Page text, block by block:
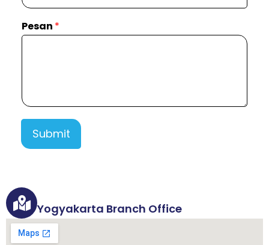
Pesan *
Submit
Yogyakarta Branch Office